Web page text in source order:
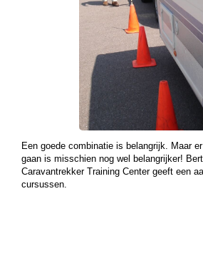
Een goede combinatie is belangrijk. Maar
gaan is misschien nog wel belangrijker!
Caravantrekker Training Center geeft een
cursussen.